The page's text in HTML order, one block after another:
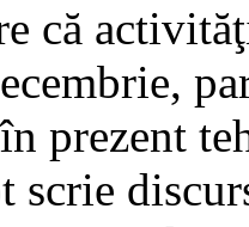
că
prezent
scrie